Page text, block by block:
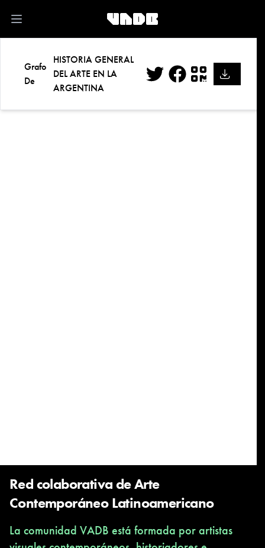
Open main menu
Grafo
De
HISTORIA GENERAL
DEL ARTE EN LA
ARGENTINA
Facebook
QR
Red colaborativa de Arte
Contemporáneo Latinoamericano
La comunidad VADB está formada por artistas